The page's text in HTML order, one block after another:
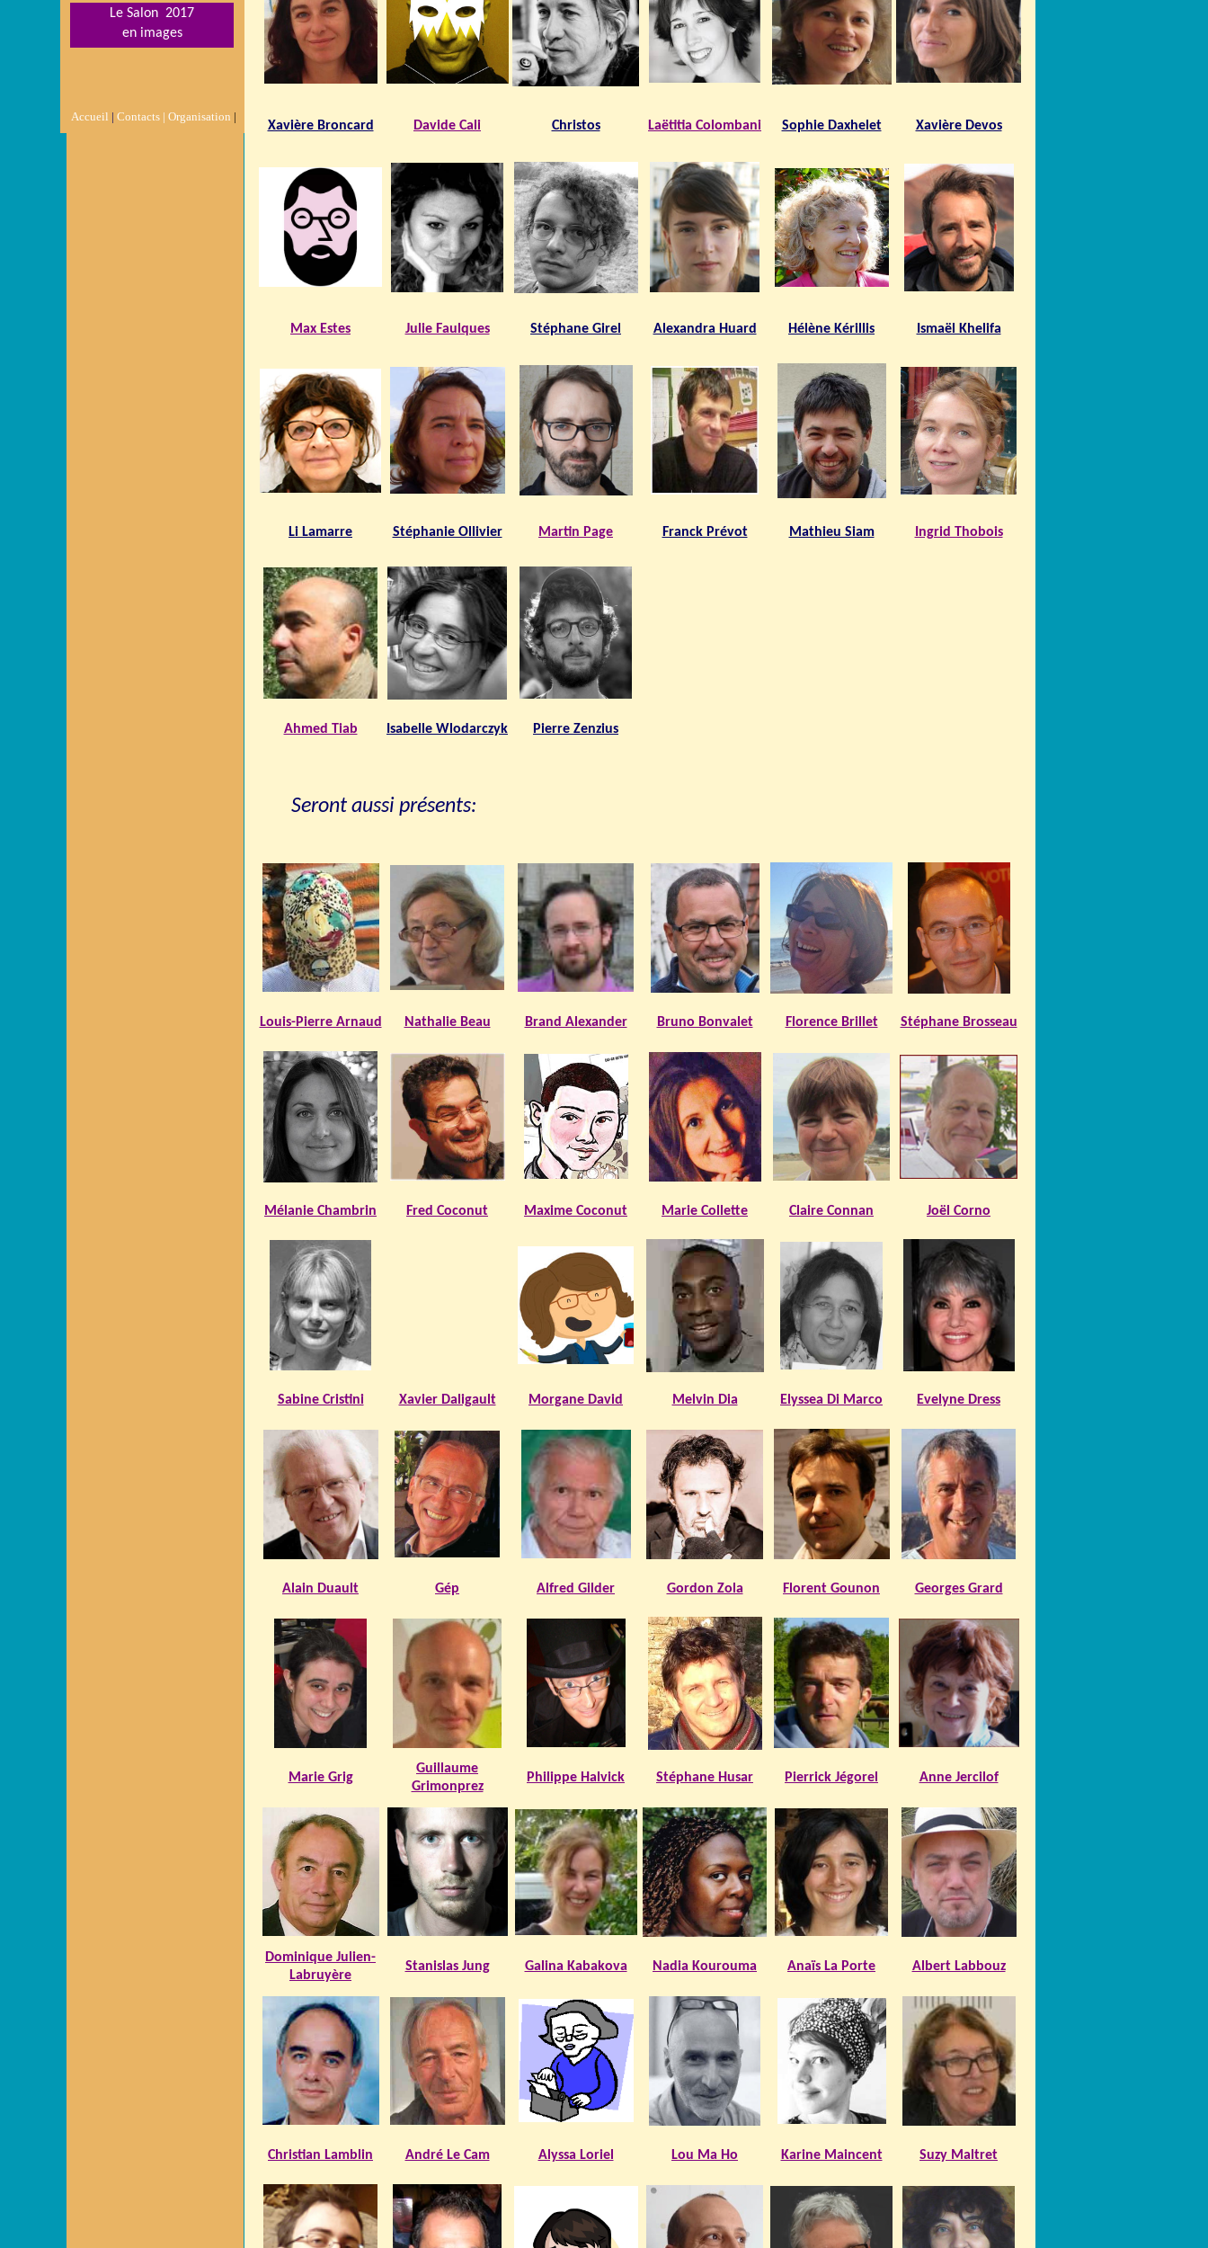
Xavière Broncard Davide Cali Christos Laëtitia Colombani Sophie Daxhelet Xavière Devos
Max Estes Julie Faulques Stéphane Girel Alexandra Huard Hélène Kérillis Ismaël Khelifa
Li Lamarre Stéphanie Ollivier Martin Page Franck Prévot Mathieu Siam Ingrid Thobois
Ahmed Tiab Isabelle Wlodarczyk Pierre Zenzius
Seront aussi présents:
Louis-Pierre Arnaud Nathalie Beau Brand Alexander Bruno Bonvalet Florence Brillet Stéphane Brosseau
Mélanie Chambrin Fred Coconut Maxime Coconut Marie Collette Claire Connan Joël Corno
Sabine Cristini Xavier Daligault Morgane David Melvin Dia Elyssea Di Marco Evelyne Dress
Alain Duault Gép Alfred Gilder Gordon Zola Florent Gounon Georges Grard
Marie Grig
Guillaume
Grimonprez
Philippe Halvick Stéphane Husar Pierrick Jégorel Anne Jercilof
Dominique Julien-
Labruyère
Stanislas Jung Galina Kabakova Nadia Kourouma Anaïs La Porte Albert Labbouz
Christian Lamblin André Le Cam Alyssa Loriel Lou Ma Ho Karine Maincent Suzy Maltret
Accueil | Contacts | Organisation |
Le Salon 2017
en images